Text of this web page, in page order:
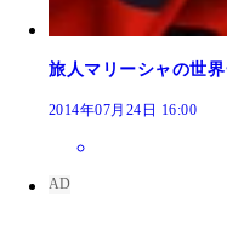
旅人マリーシャの世
2014年07月24日 16:00